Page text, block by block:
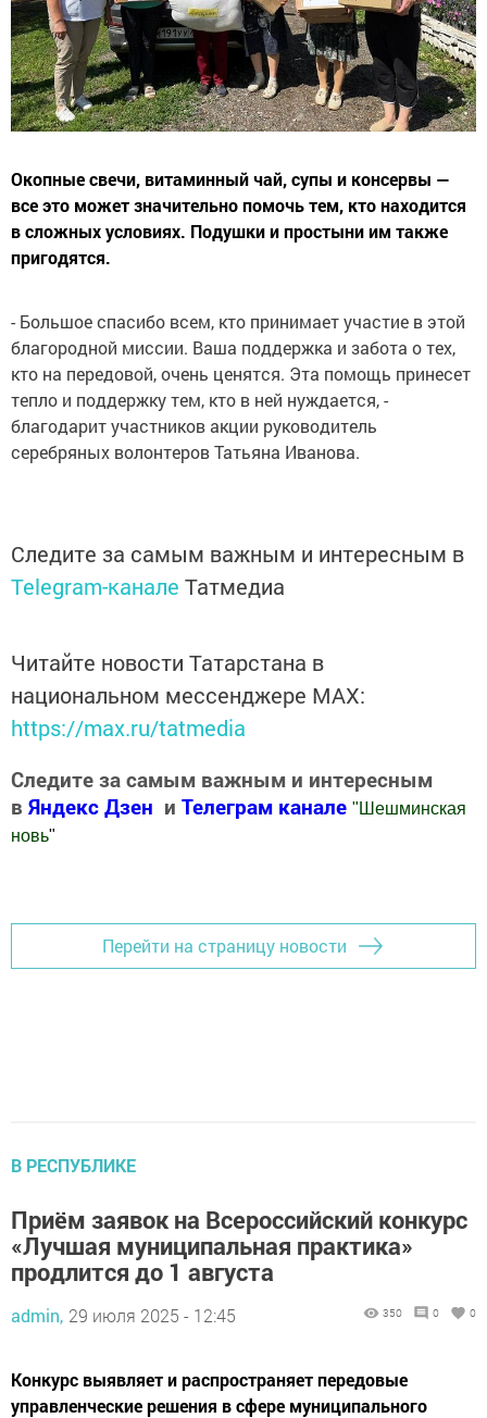
Окопные свечи, витаминный чай, супы и консервы —
все это может значительно помочь тем, кто находится
в сложных условиях. Подушки и простыни им также
пригодятся.
- Большое спасибо всем, кто принимает участие в этой
благородной миссии. Ваша поддержка и забота о тех,
кто на передовой, очень ценятся. Эта помощь принесет
тепло и поддержку тем, кто в ней нуждается, -
благодарит участников акции руководитель
серебряных волонтеров Татьяна Иванова.
Следите за самым важным и интересным в
Telegram-канале Татмедиа
Читайте новости Татарстана в
национальном мессенджере MАХ:
https://max.ru/tatmedia
Следите за самым важным и интересным
в Яндекс Дзен и Телеграм канале " Шешминская
новь"
Перейти на страницу новости
В РЕСПУБЛИКЕ
Приём заявок на Всероссийский конкурс
«Лучшая муниципальная практика»
продлится до 1 августа
admin, 29 июля 2025 - 12:45 350 0 0
Конкурс выявляет и распространяет передовые
управленческие решения в сфере муниципального